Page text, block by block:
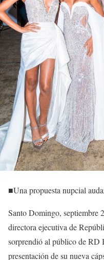
■Una propuesta nupcial
Santo Domingo, septiembre
directora ejecutiva de
sorprendió al público de RD
presentación de su nueva